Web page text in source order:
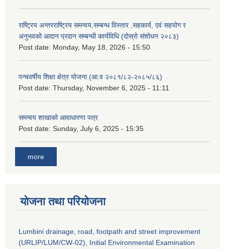
राष्ट्रिय अन्तरराष्ट्रिय समन्वय,सम्बन्ध विस्तार ,सहकार्य, एवं सहयोग र
अनुभवको आदान प्रदान सम्बन्धी कार्यविधि (दोस्रो संशोधन २०८३)
Post date: Monday, May 18, 2026 - 15:50
पन्चवर्षीय शिक्षा क्षेत्र योजना (आ.व २०८१/८२-२०८५/८६)
Post date: Thursday, November 6, 2025 - 11:11
समन्वय शाखाको आवाधारणा पत्र
Post date: Sunday, July 6, 2025 - 15:35
more
योजना तथा परियोजना
Lumbini drainage, road, footpath and street improvement
(URLIP/LUM/CW-02), Initial Environmental Examination